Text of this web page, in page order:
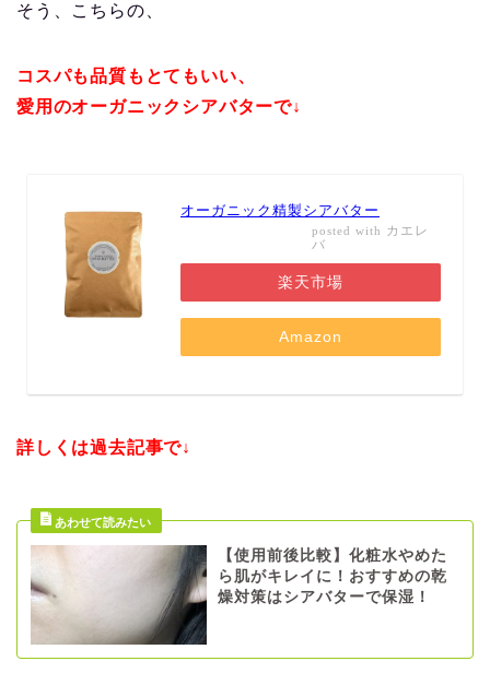
そう、こちらの、
コスパも品質もとてもいい、
愛用のオーガニックシアバターで↓
オーガニック精製シアバター
posted with カエレ
バ
楽天市場
Amazon
詳しくは過去記事で↓
【使用前後比較】化粧水やめた
ら肌がキレイに！おすすめの乾
燥対策はシアバターで保湿！